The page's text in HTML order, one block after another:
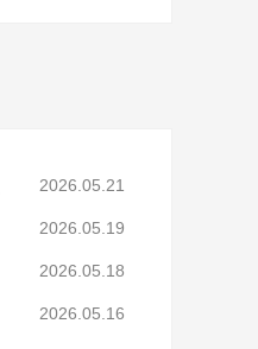
2026.05.21
2026.05.19
2026.05.18
2026.05.16